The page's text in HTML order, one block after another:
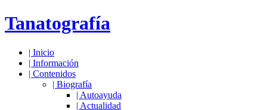
Tanatografía
| Inicio
| Información
| Contenidos
| Biografía
| Autoayuda
| Actualidad